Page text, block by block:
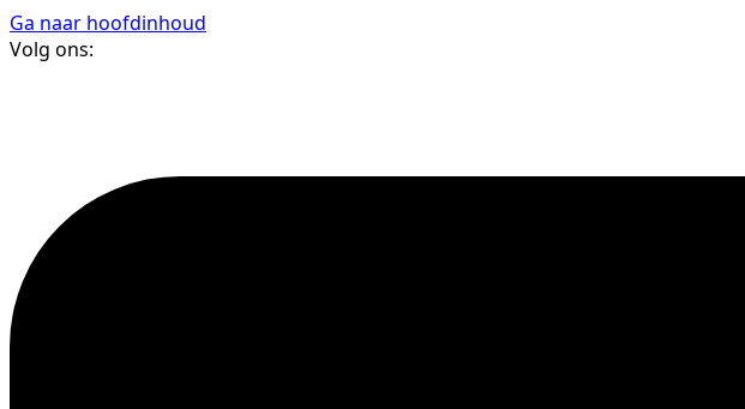
Ga naar hoofdinhoud
Volg ons: